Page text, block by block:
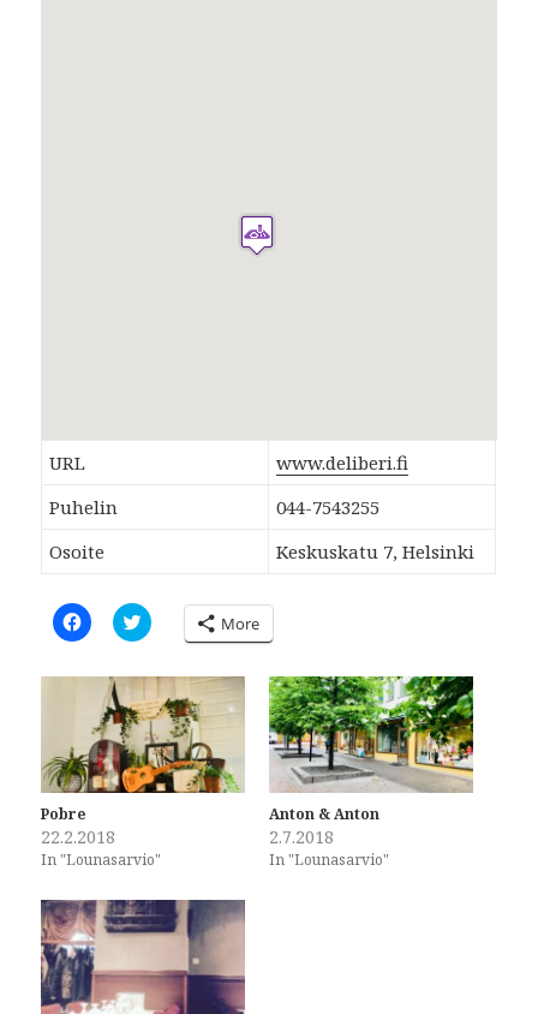
URL
www.deliberi.fi
Puhelin
044-7543255
Osoite
Keskuskatu 7, Helsinki
C
l
k
h
a
r
e
o
n
F
a
c
b
o
o
k
(
O
p
e
C
l
k
t
o
s
h
a
r
e
w
i
t
e
r
p
e
n
More
Pobre
22.2.2018
In "Lounasarvio"
Anton & Anton
2.7.2018
In "Lounasarvio"